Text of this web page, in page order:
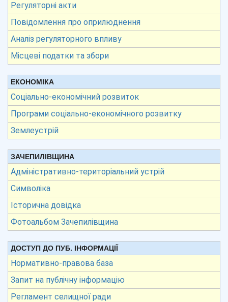
Регуляторні акти
Повідомлення про оприлюднення
Аналіз регуляторного впливу
Місцеві податки та збори
ЕКОНОМІКА
Соціально-економічний розвиток
Програми соціально-економічного розвитку
Землеустрій
ЗАЧЕПИЛІВЩИНА
Адміністративно-територіальний устрій
Символіка
Історична довідка
Фотоальбом Зачепилівщина
ДОСТУП ДО ПУБ. ІНФОРМАЦІЇ
Нормативно-правова база
Запит на публічну інформацію
Регламент селищної ради